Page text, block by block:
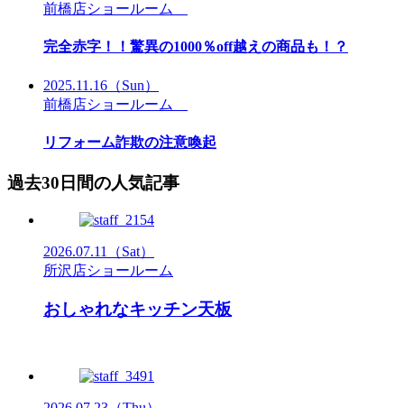
前橋店ショールーム
完全赤字！！驚異の1000％off越えの商品も！？
2025.11.16 （Sun）
前橋店ショールーム
リフォーム詐欺の注意喚起
過去30日間の人気記事
2026.07.11
（Sat）
所沢店ショールーム
おしゃれなキッチン天板